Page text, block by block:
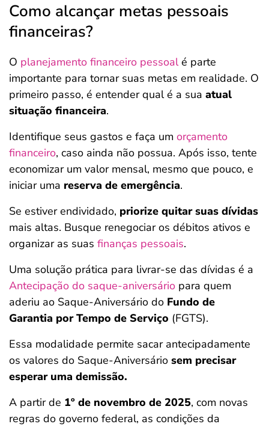
Como alcançar metas pessoais
financeiras?
O planejamento financeiro pessoalé parte
importante para tornar suas metas em realidade. O
primeiro passo, é entender qual é a sua atual
situação financeira.
Identifique seus gastos e faça um orçamento
financeiro, caso ainda não possua. Após isso, tente
economizar um valor mensal, mesmo que pouco, e
iniciar uma reserva de emergência.
Se estiver endividado, priorize quitar suas dívidas
mais altas. Busque renegociar os débitos ativos e
organizar as suas finanças pessoais.
Uma solução prática para livrar-se das dívidas é a
Antecipação do saque-aniversário para quem
aderiu ao Saque-Aniversário do Fundo de
Garantia por Tempo de Serviço (FGTS).
Essa modalidade permite sacar antecipadamente
os valores do Saque-Aniversário sem precisar
esperar uma demissão.
A partir de 1º de novembro de 2025, com novas
regras do governo federal, as condições da